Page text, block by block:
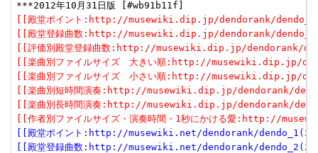
[[殿堂ポイント:http://musewiki.dip.jp/dendorank/
[[殿堂登録曲数:http://musewiki.dip.jp/dendorank/
[[評価別殿堂登録曲数:http://musewiki.dip.jp/dendorank/
[[楽曲別ファイルサイズ　大きい順:http://musewiki.dip.jp/
[[楽曲別ファイルサイズ　小さい順:http://musewiki.dip.jp/
[[楽曲別短時間演奏:http://musewiki.dip.jp/dendorank/
[[楽曲別長時間演奏:http://musewiki.dip.jp/dendorank/
[[作者別ファイルサイズ・演奏時間・1秒にかける愛:http://
[[殿堂ポイント:http://musewiki.net/dendorank/
[[殿堂登録曲数:http://musewiki.net/dendorank/